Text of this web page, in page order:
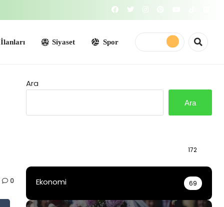
Siyaset Spor
0
Ara
Ara
172
Ekonomi 69